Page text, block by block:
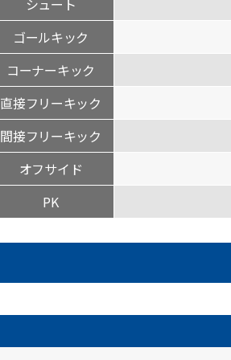
シュート
ゴールキック
コーナーキック
直接フリーキック
間接フリーキック
オフサイド
PK